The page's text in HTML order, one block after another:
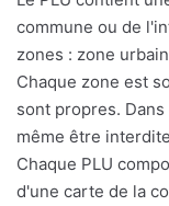
commune ou de
zones : zone
Chaque zone est
sont propres.
même être
Chaque PLU
d'une carte de la